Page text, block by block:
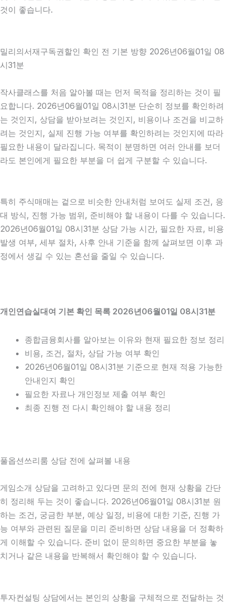
것이 좋습니다.
밀리의서재구독권할인 확인 전 기본 방향 2026년06월01일 08
시31분
작사클래스를 처음 알아볼 때는 먼저 목적을 정리하는 것이 필
요합니다. 2026년06월01일 08시31분 단순히 정보를 확인하려
는 것인지, 상담을 받아보려는 것인지, 비용이나 조건을 비교하
려는 것인지, 실제 진행 가능 여부를 확인하려는 것인지에 따라
필요한 내용이 달라집니다. 목적이 분명하면 여러 안내를 보더
라도 본인에게 필요한 부분을 더 쉽게 구분할 수 있습니다.
특히 주식매매는 겉으로 비슷한 안내처럼 보여도 실제 조건, 응
대 방식, 진행 가능 범위, 준비해야 할 내용이 다를 수 있습니다.
2026년06월01일 08시31분 상담 가능 시간, 필요한 자료, 비용
발생 여부, 세부 절차, 사후 안내 기준을 함께 살펴보면 이후 과
정에서 생길 수 있는 혼선을 줄일 수 있습니다.
개인연습실대여 기본 확인 목록 2026년06월01일 08시31분
종합금융회사를 알아보는 이유와 현재 필요한 정보 정리
비용, 조건, 절차, 상담 가능 여부 확인
2026년06월01일 08시31분 기준으로 현재 적용 가능한
안내인지 확인
필요한 자료나 개인정보 제출 여부 확인
최종 진행 전 다시 확인해야 할 내용 정리
풀옵션쓰리룸 상담 전에 살펴볼 내용
게임소개 상담을 고려하고 있다면 문의 전에 현재 상황을 간단
히 정리해 두는 것이 좋습니다. 2026년06월01일 08시31분 원
하는 조건, 궁금한 부분, 예상 일정, 비용에 대한 기준, 진행 가
능 여부와 관련된 질문을 미리 준비하면 상담 내용을 더 정확하
게 이해할 수 있습니다. 준비 없이 문의하면 중요한 부분을 놓
치거나 같은 내용을 반복해서 확인해야 할 수 있습니다.
투자컨설팅 상담에서는 본인의 상황을 구체적으로 전달하는 것